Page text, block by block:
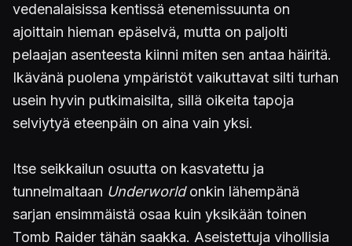
vedenalaisissa kentissä etenemissuunta on
ajoittain hieman epäselvä, mutta on paljolti
pelaajan asenteesta kiinni miten sen antaa häiritä.
Ikävänä puolena ympäristöt vaikuttavat silti turhan
usein hyvin putkimaisilta, sillä oikeita tapoja
selviytyä eteenpäin on aina vain yksi.
Itse seikkailun osuutta on kasvatettu ja
tunnelmaltaan Underworldonkin lähempänä
sarjan ensimmäistä osaa kuin yksikään toinen
Tomb Raider tähän saakka. Aseistettuja vihollisia